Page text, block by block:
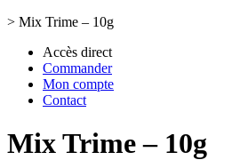
> Mix Trime – 10g
Accès direct
Commander
Mon compte
Contact
Mix Trime – 10g